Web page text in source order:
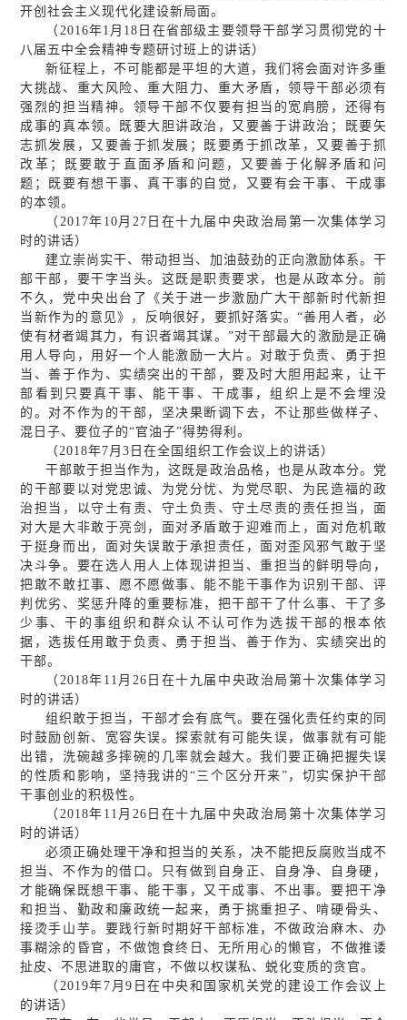
开创社会主义现代化建设新局面。
（2016年1月18日在省部级主要领导干部学习贯彻党的十
八届五中全会精神专题研讨班上的讲话）
新征程上，不可能都是平坦的大道，我们将会面对许多重
大挑战、重大风险、重大阻力、重大矛盾，领导干部必须有
强烈的担当精神。领导干部不仅要有担当的宽肩膀，还得有
成事的真本领。既要大胆讲政治，又要善于讲政治；既要矢
志抓发展，又要善于抓发展；既要勇于抓改革，又要善于抓
改革；既要敢于直面矛盾和问题，又要善于化解矛盾和问
题；既要有想干事、真干事的自觉，又要有会干事、干成事
的本领。
（2017年10月27日在十九届中央政治局第一次集体学习
时的讲话）
建立崇尚实干、带动担当、加油鼓劲的正向激励体系。干
部干部，要干字当头。这既是职责要求，也是从政本分。前
不久，党中央出台了《关于进一步激励广大干部新时代新担
当新作为的意见》，反响很好，要抓好落实。“善用人者，必
使有材者竭其力，有识者竭其谋。”对干部最大的激励是正确
用人导向，用好一个人能激励一大片。对敢于负责、勇于担
当、善于作为、实绩突出的干部，要及时大胆用起来，让干
部看到只要真干事、能干事、干成事，组织上是不会埋没
的。对不作为的干部，坚决果断调下去，不让那些做样子、
混日子、要位子的“官油子”得势得利。
（2018年7月3日在全国组织工作会议上的讲话）
干部敢于担当作为，这既是政治品格，也是从政本分。党
的干部要以对党忠诚、为党分忧、为党尽职、为民造福的政
治担当，以守土有责、守土负责、守土尽责的责任担当，面
对大是大非敢于亮剑，面对矛盾敢于迎难而上，面对危机敢
于挺身而出，面对失误敢于承担责任，面对歪风邪气敢于坚
决斗争。要在选人用人上体现讲担当、重担当的鲜明导向，
把敢不敢扛事、愿不愿做事、能不能干事作为识别干部、评
判优劣、奖惩升降的重要标准，把干部干了什么事、干了多
少事、干的事组织和群众认不认可作为选拔干部的根本依
据，选拔任用敢于负责、勇于担当、善于作为、实绩突出的
干部。
（2018年11月26日在十九届中央政治局第十次集体学习
时的讲话）
组织敢于担当，干部才会有底气。要在强化责任约束的同
时鼓励创新、宽容失误。探索就有可能失误，做事就有可能
出错，洗碗越多摔碗的几率就会越大。我们要正确把握失误
的性质和影响，坚持我讲的“三个区分开来”，切实保护干部
干事创业的积极性。
（2018年11月26日在十九届中央政治局第十次集体学习
时的讲话）
必须正确处理干净和担当的关系，决不能把反腐败当成不
担当、不作为的借口。只有做到自身正、自身净、自身硬，
才能确保既想干事、能干事，又干成事、不出事。要把干净
和担当、勤政和廉政统一起来，勇于挑重担子、啃硬骨头、
接烫手山芋。要践行新时期好干部标准，不做政治麻木、办
事糊涂的昏官，不做饱食终日、无所用心的懒官，不做推诿
扯皮、不思进取的庸官，不做以权谋私、蜕化变质的贪官。
（2019年7月9日在中央和国家机关党的建设工作会议上
的讲话）